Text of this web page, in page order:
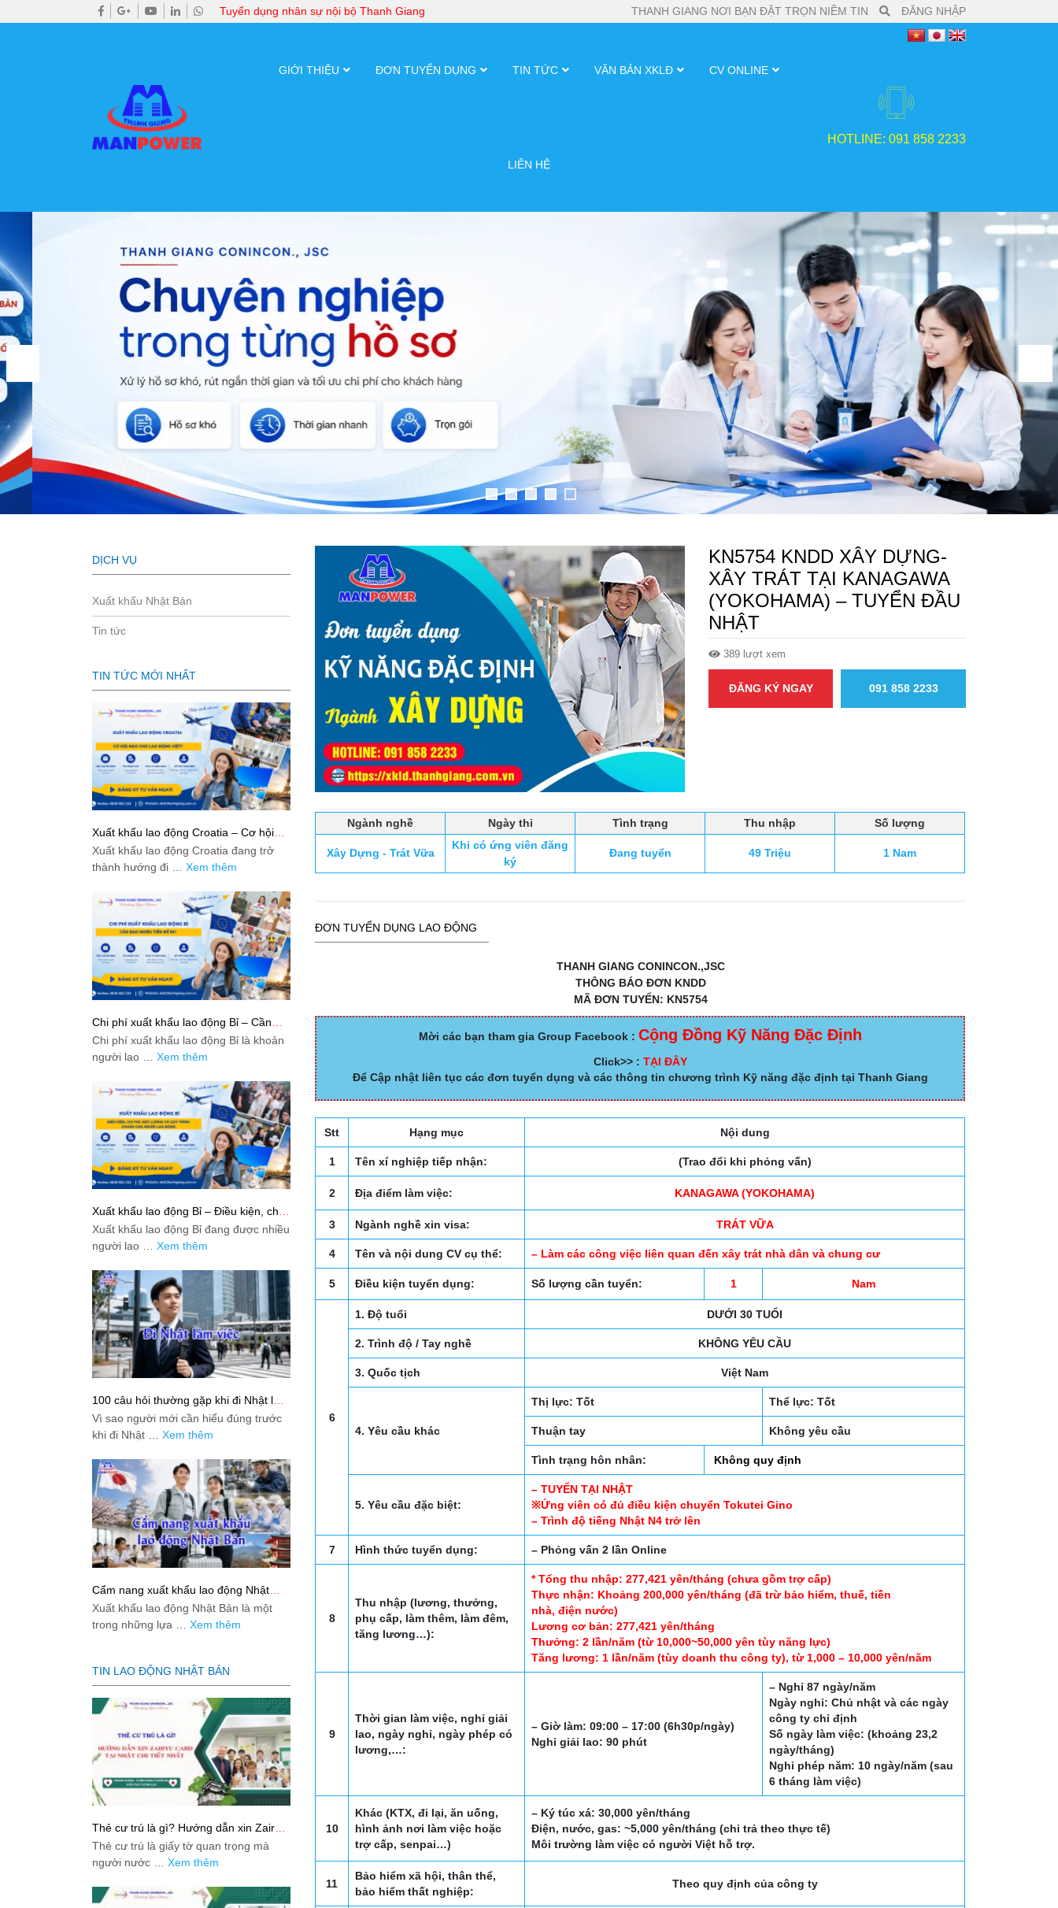
Tuyển dụng nhân sự nội bộ Thanh Giang THANH GIANG NƠI BẠN ĐẶT TRỌN NIỀM TIN ĐĂNG NHẬP
GIỚI THIỆU ĐƠN TUYỂN DỤNG TIN TỨC VĂN BẢN XKLĐ CV ONLINE
LIÊN HỆ
HOTLINE: 091 858 2233
KN5754 KNDD XÂY DỰNG-
XÂY TRÁT TẠI KANAGAWA
(YOKOHAMA) – TUYỂN ĐẦU
NHẬT
389 lượt xem
ĐĂNG KÝ NGAY 091 858 2233
Ngành nghề Ngày thi Tình trạng Thu nhập Số lượng
Xây Dựng - Trát Vữa
Khi có ứng viên đăng
ký
Đang tuyển 49 Triệu 1 Nam
ĐƠN TUYỂN DỤNG LAO ĐỘNG
THANH GIANG CONINCON.,JSC
THÔNG BÁO ĐƠN KNDD
MÃ ĐƠN TUYỂN: KN5754
Mời các bạn tham gia Group Facebook : Cộng Đồng Kỹ Năng Đặc Định
Click>> : TẠI ĐÂY
Để Cập nhật liên tục các đơn tuyển dụng và các thông tin chương trình Kỹ năng đặc định tại Thanh Giang
Stt Hạng mục Nội dung
1 Tên xí nghiệp tiếp nhận: (Trao đổi khi phỏng vấn)
2 Địa điểm làm việc: KANAGAWA (YOKOHAMA)
3 Ngành nghề xin visa: TRÁT VỮA
4 Tên và nội dung CV cụ thể: – Làm các công việc liên quan đến xây trát nhà dân và chung cư
5 Điều kiện tuyển dụng: Số lượng cần tuyển: 1 Nam
6
1. Độ tuổi DƯỚI 30 TUỔI
2. Trình độ / Tay nghề KHÔNG YÊU CẦU
3. Quốc tịch Việt Nam
4. Yêu cầu khác
Thị lực: Tốt Thể lực: Tốt
Thuận tay Không yêu cầu
Tình trạng hôn nhân: Không quy định
5. Yêu cầu đặc biệt:
– TUYỂN TẠI NHẬT
※Ứng viên có đủ điều kiện chuyển Tokutei Gino
– Trình độ tiếng Nhật N4 trở lên
7 Hình thức tuyển dụng: – Phỏng vấn 2 lần Online
8
Thu nhập (lương, thưởng,
phụ cấp, làm thêm, làm đêm,
tăng lương…):
* Tổng thu nhập: 277,421 yên/tháng (chưa gồm trợ cấp)
Thực nhận: Khoảng 200,000 yên/tháng (đã trừ bảo hiểm, thuế, tiền
nhà, điện nước)
Lương cơ bản: 277,421 yên/tháng
Thưởng: 2 lần/năm (từ 10,000~50,000 yên tùy năng lực)
Tăng lương: 1 lần/năm (tùy doanh thu công ty), từ 1,000 – 10,000 yên/năm
9
Thời gian làm việc, nghỉ giải
lao, ngày nghỉ, ngày phép có
lương,…:
– Giờ làm: 09:00 – 17:00 (6h30p/ngày)
Nghỉ giải lao: 90 phút
– Nghỉ 87 ngày/năm
Ngày nghỉ: Chủ nhật và các ngày
công ty chỉ định
Số ngày làm việc: (khoảng 23,2
ngày/tháng)
Nghỉ phép năm: 10 ngày/năm (sau
6 tháng làm việc)
10
Khác (KTX, đi lại, ăn uống,
hình ảnh nơi làm việc hoặc
trợ cấp, senpai…)
– Ký túc xá: 30,000 yên/tháng
Điện, nước, gas: ~5,000 yên/tháng (chi trả theo thực tế)
Môi trường làm việc có người Việt hỗ trợ.
11
Bảo hiểm xã hội, thân thể,
bảo hiểm thất nghiệp:
Theo quy định của công ty
DỊCH VỤ
Xuất khẩu Nhật Bản
Tin tức
TIN TỨC MỚI NHẤT
Xuất khẩu lao động Croatia – Cơ hội
nào cho lao động Việt?
Xuất khẩu lao động Croatia đang trở
thành hướng đi … Xem thêm
Chi phí xuất khẩu lao động Bỉ – Cần
bao nhiêu tiền để đi?
Chi phí xuất khẩu lao động Bỉ là khoản
người lao … Xem thêm
Xuất khẩu lao động Bỉ – Điều kiện, chi
phí, mức lương và quy trình chuẩn cho
người lao động
Xuất khẩu lao động Bỉ đang được nhiều
người lao … Xem thêm
100 câu hỏi thường gặp khi đi Nhật làm
việc: Giải đáp thật dễ hiểu cho người
mới bắt đầu
Vì sao người mới cần hiểu đúng trước
khi đi Nhật … Xem thêm
Cẩm nang xuất khẩu lao động Nhật
Bản từ A-Z
Xuất khẩu lao động Nhật Bản là một
trong những lựa … Xem thêm
TIN LAO ĐỘNG NHẬT BẢN
Thẻ cư trú là gì? Hướng dẫn xin Zairyu
Card tại Nhật chi tiết nhất
Thẻ cư trú là giấy tờ quan trọng mà
người nước … Xem thêm